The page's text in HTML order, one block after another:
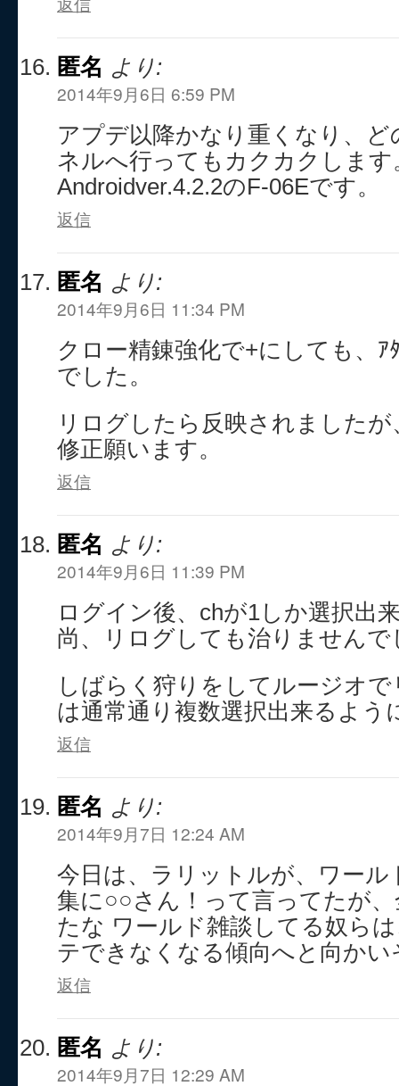
匿名 より:
2014年9月6日 6:59 PM
アプデ以降かなり重くなり、
ネルへ行ってもカクカクします
Androidver.4.2.2のF-06Eです。
返信
匿名 より:
2014年9月6日 11:34 PM
クロー精錬強化で+にしても、
でした。
リログしたら反映されました
修正願います。
返信
匿名 より:
2014年9月6日 11:39 PM
ログイン後、chが1しか選択出
尚、リログしても治りませんで
しばらく狩りをしてルージオ
は通常通り複数選択出来るよう
返信
匿名 より:
2014年9月7日 12:24 AM
今日は、ラリットルが、ワー
集に○○さん！って言ってたが
たな ワールド雑談してる奴ら
テできなくなる傾向へと向かい
返信
匿名 より:
2014年9月7日 12:29 AM